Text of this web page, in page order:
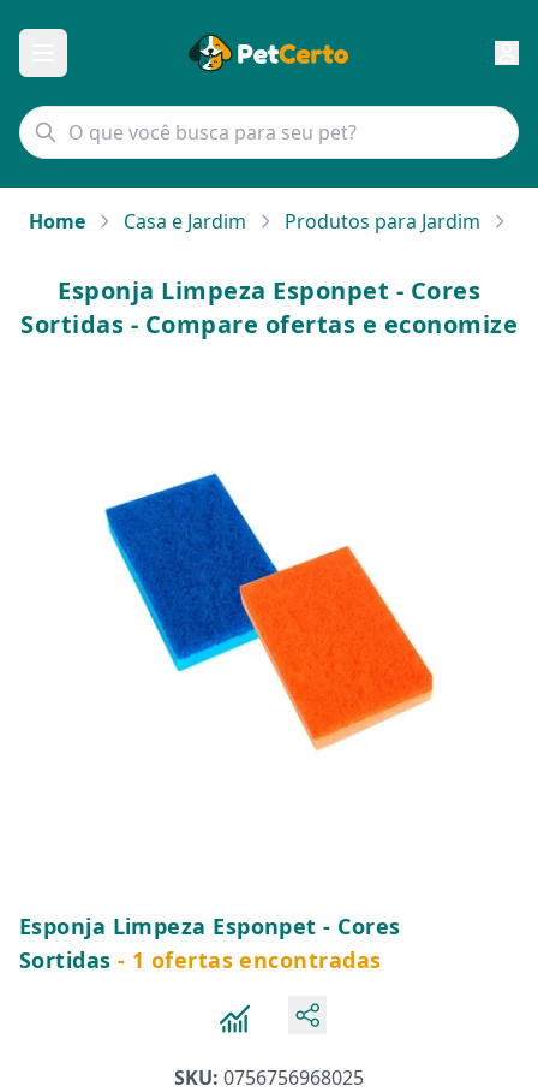
Home Casa e Jardim Produtos para Jardim
Esponja Limpeza Esponpet - Cores
Sortidas - Compare ofertas e economize
Esponja Limpeza Esponpet - Cores
Sortidas - 1 ofertas encontradas
SKU: 0756756968025